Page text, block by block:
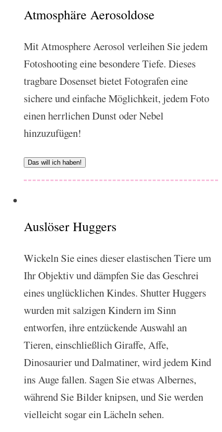
Atmosphäre Aerosoldose
Mit Atmosphere Aerosol verleihen Sie jedem
Fotoshooting eine besondere Tiefe. Dieses
tragbare Dosenset bietet Fotografen eine
sichere und einfache Möglichkeit, jedem Foto
einen herrlichen Dunst oder Nebel
hinzuzufügen!
Das will ich haben!
Auslöser Huggers
Wickeln Sie eines dieser elastischen Tiere um
Ihr Objektiv und dämpfen Sie das Geschrei
eines unglücklichen Kindes. Shutter Huggers
wurden mit salzigen Kindern im Sinn
entworfen, ihre entzückende Auswahl an
Tieren, einschließlich Giraffe, Affe,
Dinosaurier und Dalmatiner, wird jedem Kind
ins Auge fallen. Sagen Sie etwas Albernes,
während Sie Bilder knipsen, und Sie werden
vielleicht sogar ein Lächeln sehen.